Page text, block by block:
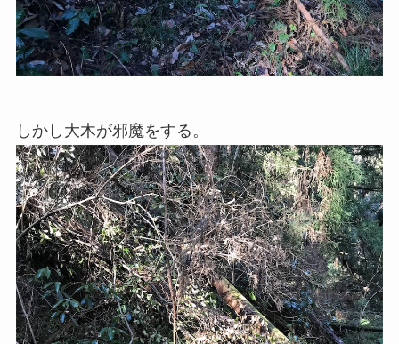
しかし大木が邪魔をする。